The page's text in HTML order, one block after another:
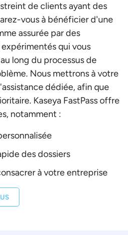
de clients ayant des
vous à bénéficier d'une
assurée par des
qui vous
long du processus de
Nous mettrons à votre
dédiée, afin que
Kaseya FastPass offre
notamment :
des dossiers
à votre entreprise